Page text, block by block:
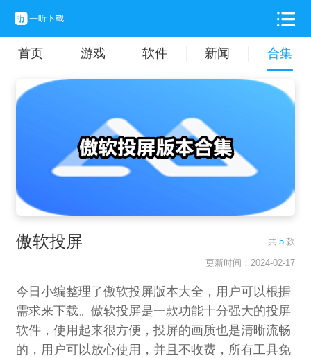
首页 游戏 软件 新闻 合集
傲软投屏 共 5 款
更新时间：2024-02-17
今日小编整理了傲软投屏版本大全，用户可以根据
需求来下载。傲软投屏是一款功能十分强大的投屏
软件，使用起来很方便，投屏的画质也是清晰流畅
的，用户可以放心使用，并且不收费，所有工具免